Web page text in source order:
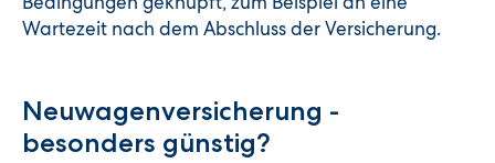
Wartezeit nach dem Abschluss der Versicherung.
Neuwagenversicherung -
besonders günstig?